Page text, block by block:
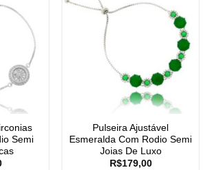
Semi
Pulseira Ajustável
Esmeralda Com Rodio Semi
Joias De Luxo
R$179,00